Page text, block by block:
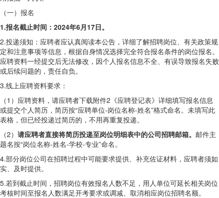
（一）报名
1.报名截止时间：2024年6月17日。
2.投递须知：应聘者应认真阅读本公告，详细了解招聘岗位、有关政策规
定和注意事项等信息，根据自身情况选择完全符合报名条件的岗位报名。
应聘资料一经提交后无法修改，因个人报名信息不全、有误导致报名失败
或后续问题的，责任自负。
3.线上应聘资料要求：
（1）应聘资料，请应聘者下载附件2《应聘登记表》详细填写报名信息
或提交个人简历，简历按“应聘单位-岗位名称-姓名”格式命名。未填写此
表格，但已经投递过简历的，不用再重复投递。
（2） 请应聘者直接将简历投递至岗位明细表中的公司招聘邮箱。 邮件主
题名按“岗位名称-姓名-学校-专业”命名。
4.部分岗位公司在招聘过程中可能要求提供、补充佐证材料，应聘者须如
实、及时提供。
5.若到截止时间，招聘岗位有效报名人数不足，用人单位可延长相关岗位
考核时间至报名人数满足开考要求或调减、取消相应岗位招聘名额。